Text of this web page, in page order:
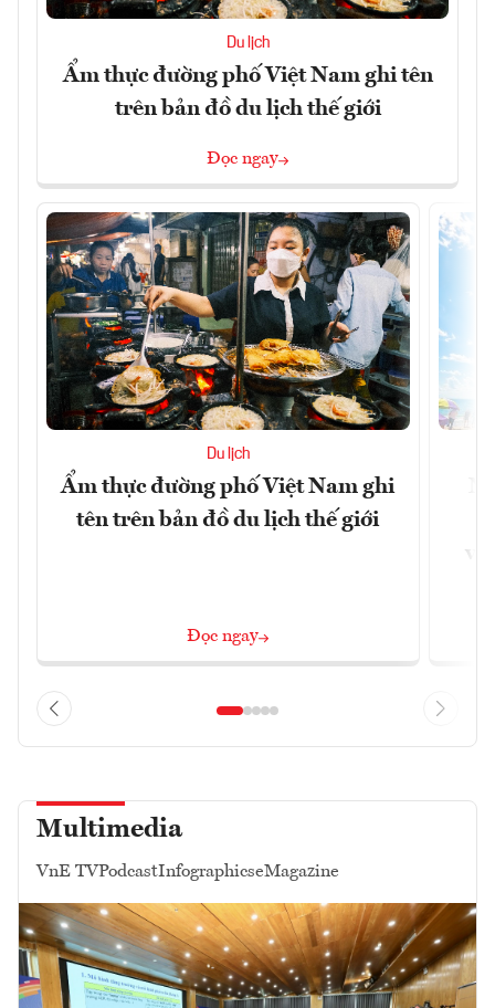
Du lịch
Ẩm thực đường phố Việt Nam ghi tên
trên bản đồ du lịch thế giới
Đọc ngay
Du lịch
Ẩm thực đường phố Việt Nam ghi
tên trên bản đồ du lịch thế giới
Đọc ngay
Multimedia
VnE TVPodcastInfographicseMagazine